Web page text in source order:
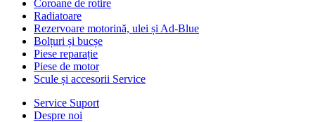
Coroane de rotire
Radiatoare
Rezervoare motorină, ulei și Ad-Blue
Bolțuri și bucșe
Piese reparație
Piese de motor
Scule și accesorii Service
Service Suport
Despre noi